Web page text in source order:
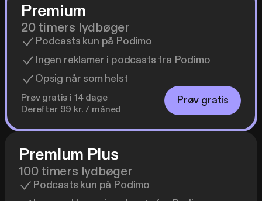
Premium
20 timers lydbøger
Podcasts kun på Podimo
Ingen reklamer i podcasts fra Podimo
Opsig når som helst
Prøv gratis i 14 dage
Derefter 99 kr. / måned
Prøv gratis
Premium Plus
100 timers lydbøger
Podcasts kun på Podimo